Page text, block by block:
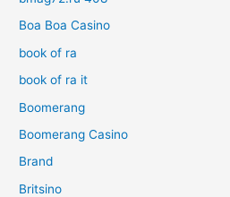
Boa Boa Casino
book of ra
book of ra it
Boomerang
Boomerang Casino
Brand
Britsino